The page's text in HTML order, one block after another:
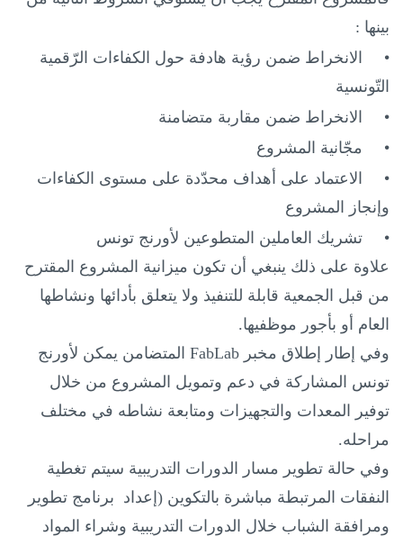
بينها :
•
الانخراط ضمن رؤية هادفة حول الكفاءات الرّقمية
التّونسية
• الانخراط ضمن مقاربة متضامنة
• مجّانية المشروع
•
الاعتماد على أهداف محدّدة على مستوى الكفاءات
وإنجاز المشروع
•
تشريك العاملين المتطوعين لأورنج تونس
علاوة على ذلك ينبغي أن تكون ميزانية المشروع المقترح
من قبل الجمعية قابلة للتنفيذ ولا يتعلق بأدائها ونشاطها
العام أو بأجور موظفيها.
وفي إطار إطلاق مخبر FabLab المتضامن يمكن لأورنج
تونس المشاركة في دعم وتمويل المشروع من خلال
توفير المعدات والتجهيزات ومتابعة نشاطه في مختلف
مراحله.
وفي حالة تطوير مسار الدورات التدريبية سيتم تغطية
النفقات المرتبطة مباشرة بالتكوين (إعداد برنامج تطوير
ومرافقة الشباب خلال الدورات التدريبية وشراء المواد